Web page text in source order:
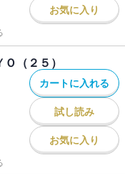
お気に入り
（２５）
カートに入れる
試し読み
お気に入り